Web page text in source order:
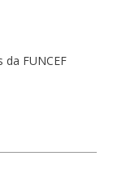
FUNCEF